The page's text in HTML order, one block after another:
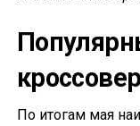
По итогам мая